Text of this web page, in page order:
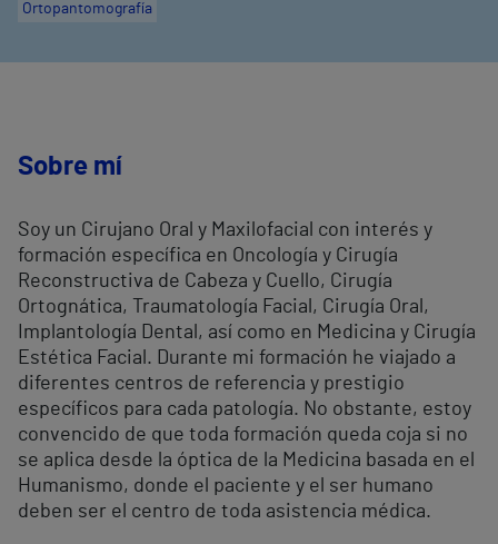
Ortopantomografía
Sobre mí
Soy un Cirujano Oral y Maxilofacial con interés y
formación específica en Oncología y Cirugía
Reconstructiva de Cabeza y Cuello, Cirugía
Ortognática, Traumatología Facial, Cirugía Oral,
Implantología Dental, así como en Medicina y Cirugía
Estética Facial. Durante mi formación he viajado a
diferentes centros de referencia y prestigio
específicos para cada patología. No obstante, estoy
convencido de que toda formación queda coja si no
se aplica desde la óptica de la Medicina basada en el
Humanismo, donde el paciente y el ser humano
deben ser el centro de toda asistencia médica.